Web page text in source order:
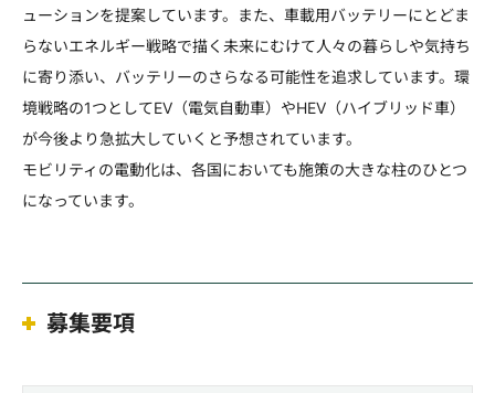
ューションを提案しています。また、車載用バッテリーにとどま
らないエネルギー戦略で描く未来にむけて人々の暮らしや気持ち
に寄り添い、バッテリーのさらなる可能性を追求しています。環
境戦略の1つとしてEV（電気自動車）やHEV（ハイブリッド車）
が今後より急拡大していくと予想されています。
モビリティの電動化は、各国においても施策の大きな柱のひとつ
になっています。
募集要項